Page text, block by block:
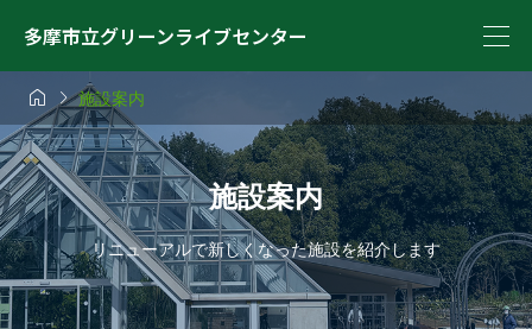
多摩市立グリーンライブセンター
 施設案内
施設案内
リニューアルで新しくなった施設を紹介します